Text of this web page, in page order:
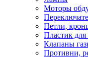
Моторы
Петли,
Пластик
Клапаны
Противни,